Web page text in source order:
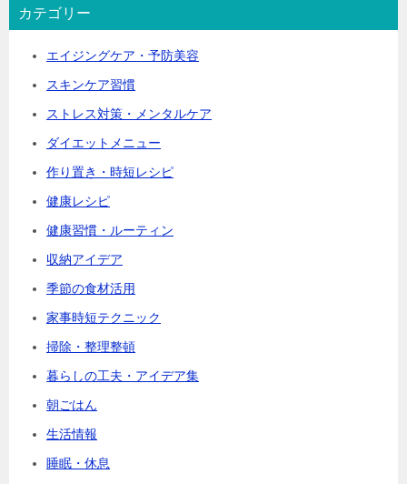
カテゴリー
エイジングケア・予防美容
スキンケア習慣
ストレス対策・メンタルケア
ダイエットメニュー
作り置き・時短レシピ
健康レシピ
健康習慣・ルーティン
収納アイデア
季節の食材活用
家事時短テクニック
掃除・整理整頓
暮らしの工夫・アイデア集
朝ごはん
生活情報
睡眠・休息